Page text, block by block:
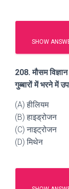
SHOW
208. मौसम
गुब्बारों में भरने में
(A) हीलियम
(B) हाइड्रोजन
(C) नाइट्रोजन
(D) मिथेन